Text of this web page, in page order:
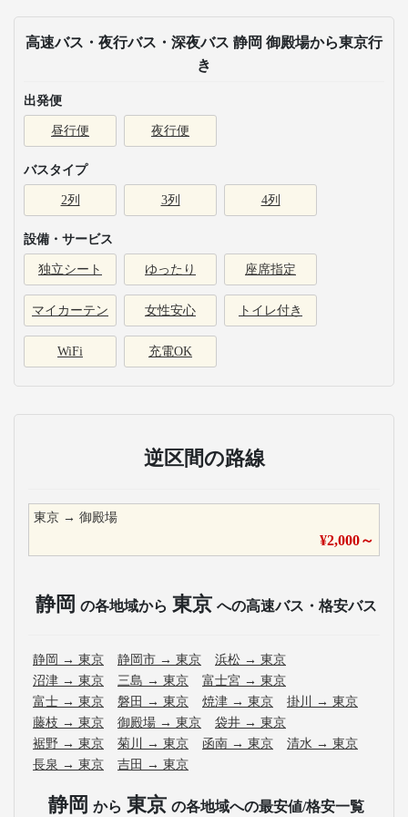
高速バス・夜行バス・深夜バス 静岡 御殿場から東京行
き
出発便
昼行便 夜行便
バスタイプ
2列 3列 4列
設備・サービス
独立シート ゆったり 座席指定
マイカーテン 女性安心 トイレ付き
WiFi 充電OK
逆区間の路線
東京 → 御殿場
¥2,000～
静岡 の各地域から 東京 への高速バス・格安バス
静岡 → 東京 静岡市 → 東京 浜松 → 東京
沼津 → 東京 三島 → 東京 富士宮 → 東京
富士 → 東京 磐田 → 東京 焼津 → 東京 掛川 → 東京
藤枝 → 東京 御殿場 → 東京 袋井 → 東京
裾野 → 東京 菊川 → 東京 函南 → 東京 清水 → 東京
長泉 → 東京 吉田 → 東京
静岡 から 東京 の各地域への最安値/格安一覧